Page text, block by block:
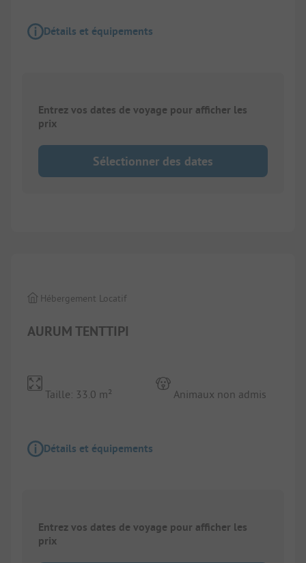
Détails et équipements
Entrez vos dates de voyage pour afficher les
prix
Sélectionner des dates
AURUM TENTTIPI
Hébergement Locatif
Taille: 33.0 m² Animaux non admis
Détails et équipements
Entrez vos dates de voyage pour afficher les
prix